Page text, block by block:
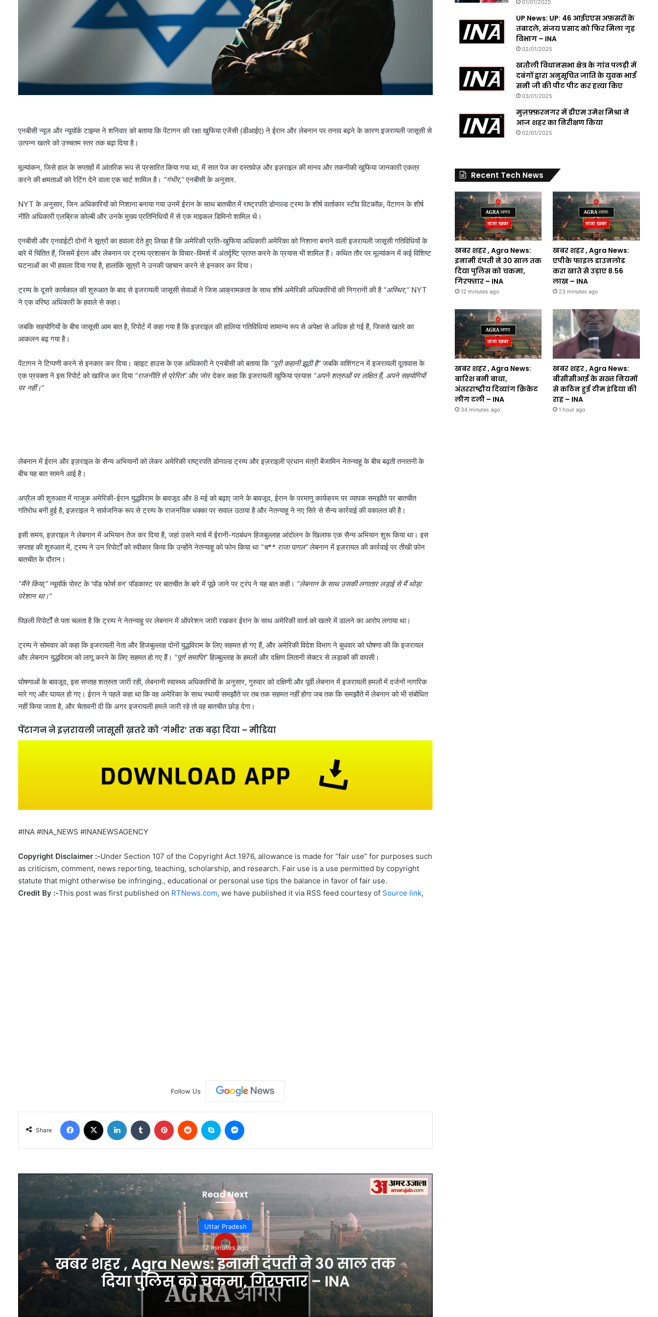
एनबीसी न्यूज और न्यूयॉर्क टाइम्स ने शनिवार को बताया कि पेंटागन की रक्षा खुफिया एजेंसी (डीआईए) ने ईरान और लेबनान पर तनाव बढ़ने के कारण इजरायली जासूसी से
उत्पन्न खतरे को उच्चतम स्तर तक बढ़ा दिया है।
मूल्यांकन, जिसे हाल के सप्ताहों में आंतरिक रूप से प्रसारित किया गया था, में सात पेज का दस्तावेज़ और इज़राइल की मानव और तकनीकी खुफिया जानकारी एकत्र
करने की क्षमताओं को रेटिंग देने वाला एक चार्ट शामिल है। “गंभीर,”एनबीसी के अनुसार.
NYT के अनुसार, जिन अधिकारियों को निशाना बनाया गया उनमें ईरान के साथ बातचीत में राष्ट्रपति डोनाल्ड ट्रम्प के शीर्ष वार्ताकार स्टीव विटकॉफ़, पेंटागन के शीर्ष
नीति अधिकारी एलब्रिज कोल्बी और उनके मुख्य प्रतिनिधियों में से एक माइकल डिमिनो शामिल थे।
एनबीसी और एनवाईटी दोनों ने सूत्रों का हवाला देते हुए लिखा है कि अमेरिकी प्रति-खुफिया अधिकारी अमेरिका को निशाना बनाने वाली इजरायली जासूसी गतिविधियों के
बारे में चिंतित हैं, जिसमें ईरान और लेबनान पर ट्रम्प प्रशासन के विचार-विमर्श में अंतर्दृष्टि प्राप्त करने के प्रयास भी शामिल हैं। कथित तौर पर मूल्यांकन में कई विशिष्ट
घटनाओं का भी हवाला दिया गया है, हालांकि सूत्रों ने उनकी पहचान करने से इनकार कर दिया।
ट्रम्प के दूसरे कार्यकाल की शुरुआत के बाद से इजरायली जासूसी सेवाओं ने जिस आक्रामकता के साथ शीर्ष अमेरिकी अधिकारियों की निगरानी की है “अस्थिर,” NYT
ने एक वरिष्ठ अधिकारी के हवाले से कहा।
जबकि सहयोगियों के बीच जासूसी आम बात है, रिपोर्ट में कहा गया है कि इज़राइल की हालिया गतिविधियां सामान्य रूप से अपेक्षा से अधिक हो गई हैं, जिससे खतरे का
आकलन बढ़ गया है।
पेंटागन ने टिप्पणी करने से इनकार कर दिया। व्हाइट हाउस के एक अधिकारी ने एनबीसी को बताया कि “पूरी कहानी झूठी है”जबकि वाशिंगटन में इजरायली दूतावास के
एक प्रवक्ता ने इस रिपोर्ट को खारिज कर दिया “राजनीति से प्रेरित” और जोर देकर कहा कि इजरायली खुफिया प्रयास “अपने शत्रुओं पर लक्षित हैं, अपने सहयोगियों
पर नहीं।”
लेबनान में ईरान और इज़राइल के सैन्य अभियानों को लेकर अमेरिकी राष्ट्रपति डोनाल्ड ट्रम्प और इज़राइली प्रधान मंत्री बेंजामिन नेतन्याहू के बीच बढ़ती तनातनी के
बीच यह बात सामने आई है।
अप्रैल की शुरुआत में नाजुक अमेरिकी-ईरान युद्धविराम के बावजूद और 8 मई को बढ़ाए जाने के बावजूद, ईरान के परमाणु कार्यक्रम पर व्यापक समझौते पर बातचीत
गतिरोध बनी हुई है, इज़राइल ने सार्वजनिक रूप से ट्रम्प के राजनयिक धक्का पर सवाल उठाया है और नेतन्याहू ने नए सिरे से सैन्य कार्रवाई की वकालत की है।
इसी समय, इज़राइल ने लेबनान में अभियान तेज कर दिया है, जहां उसने मार्च में ईरानी-गठबंधन हिजबुल्लाह आंदोलन के खिलाफ एक सैन्य अभियान शुरू किया था। इस
सप्ताह की शुरुआत में, ट्रम्प ने उन रिपोर्टों को स्वीकार किया कि उन्होंने नेतन्याहू को फोन किया था “च** राजा पागल”लेबनान में इज़रायल की कार्रवाई पर तीखी फ़ोन
बातचीत के दौरान।
“मैंने किया,”न्यूयॉर्क पोस्ट के ‘पॉड फोर्स वन’ पॉडकास्ट पर बातचीत के बारे में पूछे जाने पर ट्रंप ने यह बात कही। “लेबनान के साथ उसकी लगातार लड़ाई से मैं थोड़ा
परेशान था।”
पिछली रिपोर्टों से पता चलता है कि ट्रम्प ने नेतन्याहू पर लेबनान में ऑपरेशन जारी रखकर ईरान के साथ अमेरिकी वार्ता को खतरे में डालने का आरोप लगाया था।
ट्रम्प ने सोमवार को कहा कि इजरायली नेता और हिजबुल्लाह दोनों युद्धविराम के लिए सहमत हो गए हैं, और अमेरिकी विदेश विभाग ने बुधवार को घोषणा की कि इजरायल
और लेबनान युद्धविराम को लागू करने के लिए सहमत हो गए हैं। “पूर्ण समाप्ति”हिज़्बुल्लाह के हमलों और दक्षिण लितानी सेक्टर से लड़ाकों की वापसी।
घोषणाओं के बावजूद, इस सप्ताह शत्रुता जारी रही, लेबनानी स्वास्थ्य अधिकारियों के अनुसार, गुरुवार को दक्षिणी और पूर्वी लेबनान में इजरायली हमलों में दर्जनों नागरिक
मारे गए और घायल हो गए। ईरान ने पहले कहा था कि वह अमेरिका के साथ स्थायी समझौते पर तब तक सहमत नहीं होगा जब तक कि समझौते में लेबनान को भी संबोधित
नहीं किया जाता है, और चेतावनी दी कि अगर इजरायली हमले जारी रहे तो वह बातचीत छोड़ देगा।
पेंटागन ने इज़रायली जासूसी ख़तरे को ‘गंभीर’ तक बढ़ा दिया – मीडिया
#INA #INA_NEWS #INANEWSAGENCY
Copyright Disclaimer :-Under Section 107 of the Copyright Act 1976, allowance is made for “fair use” for purposes such
as criticism, comment, news reporting, teaching, scholarship, and research. Fair use is a use permitted by copyright
statute that might otherwise be infringing., educational or personal use tips the balance in favor of fair use.
Credit By :-This post was first published on RTNews.com, we have published it via RSS feed courtesy of Source link,
Follow Us
Share
Read Next
Uttar Pradesh
12 minutes ago
खबर शहर , Agra News: इनामी दंपती ने 30 साल तक
दिया पुलिस को चकमा, गिरफ्तार – INA
01/01/2025
UP News: UP: 46 आईएएस अफ़सरों के
तबादले, संजय प्रसाद को फिर मिला गृह
विभाग – INA
02/01/2025
खतौली विधानसभा क्षेत्र के गांव पलड़ी में
दबंगों द्वारा अनुसूचित जाति के युवक भाई
सनी जी की पीट पीट कर हत्या किए
03/01/2025
मुज़फ़्फ़रनगर में डीएम उमेश मिश्रा ने
आज शहर का निरीक्षण किया
02/01/2025
Recent Tech News
खबर शहर , Agra News:
इनामी दंपती ने 30 साल तक
दिया पुलिस को चकमा,
गिरफ्तार – INA
12 minutes ago
खबर शहर , Agra News:
एपीके फाइल डाउनलोड
करा खाते से उड़ाए 8.56
लाख – INA
23 minutes ago
खबर शहर , Agra News:
बारिश बनी बाधा,
अंतरराष्ट्रीय दिव्यांग क्रिकेट
लीग टली – INA
34 minutes ago
खबर शहर , Agra News:
बीसीसीआई के सख्त नियमों
से कठिन हुई टीम इंडिया की
राह – INA
1 hour ago